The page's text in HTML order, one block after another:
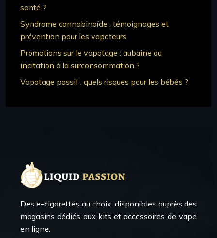
santé ?
Syndrome cannabinoïde : témoignages et
prévention pour les vapoteurs
Promotions sur le vapotage : aubaine ou
incitation à la surconsommation ?
Vapotage passif : quels risques pour les bébés ?
Des e-cigarettes au choix, disponibles auprès des
magasins dédiés aux kits et accessoires de vape
en ligne.